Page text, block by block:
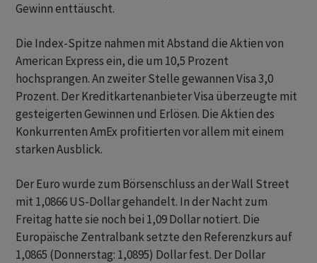
Gewinn enttäuscht.
Die Index-Spitze nahmen mit Abstand die Aktien von
American Express ein, die um 10,5 Prozent
hochsprangen. An zweiter Stelle gewannen Visa 3,0
Prozent. Der Kreditkartenanbieter Visa überzeugte mit
gesteigerten Gewinnen und Erlösen. Die Aktien des
Konkurrenten AmEx profitierten vor allem mit einem
starken Ausblick.
Der Euro wurde zum Börsenschluss an der Wall Street
mit 1,0866 US-Dollar gehandelt. In der Nacht zum
Freitag hatte sie noch bei 1,09 Dollar notiert. Die
Europäische Zentralbank setzte den Referenzkurs auf
1,0865 (Donnerstag: 1,0895) Dollar fest. Der Dollar